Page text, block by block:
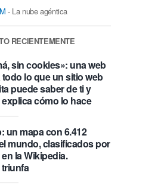
- La nube agéntica
RECIENTEMENTE
sin cookies»: una web
lo que un sitio web
puede saber de ti y
cómo lo hace
un mapa con 6.412
mundo, clasificados por
la Wikipedia.